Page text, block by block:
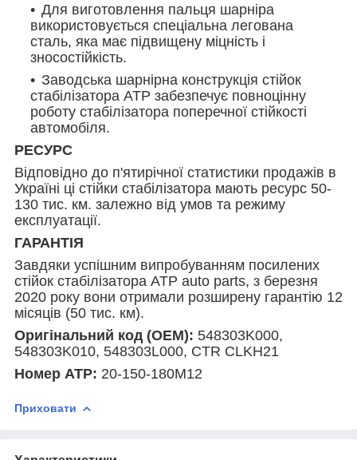
Для виготовлення пальця шарніра
використовується спеціальна легована
сталь, яка має підвищену міцність і
зносостійкість.
Заводська шарнірна конструкція стійок
стабілізатора ATP забезпечує повноцінну
роботу стабілізатора поперечної стійкості
автомобіля.
РЕСУРС
Відповідно до п'ятирічної статистики продажів в
Україні ці стійки стабілізатора мають ресурс 50-
130 тис. км. залежно від умов та режиму
експлуатації.
ГАРАНТІЯ
Завдяки успішним випробуванням посилених
стійок стабілізатора ATP auto parts, з березня
2020 року вони отримали розширену гарантію 12
місяців (50 тис. км).
Оригінальний код (ОЕМ): 548303K000,
548303K010, 548303L000, CTR CLKH21
Номер АТР: 20-150-180M12
Приховати